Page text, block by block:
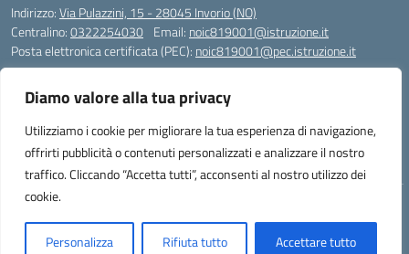
Diamo valore alla tua privacy
Utilizziamo i cookie per migliorare la tua esperienza di navigazione,
offrirti pubblicità o contenuti personalizzati e analizzare il nostro
traffico. Cliccando “Accetta tutti”, acconsenti al nostro utilizzo dei
cookie.
Personalizza Rifiuta tutto Accettare tutto
Indirizzo:Via Pulazzini, 15 - 28045 Invorio (NO)
Centralino:0322254030 Email: noic819001@istruzione.it
Posta elettronica certificata (PEC): noic819001@pec.istruzione.it
Codice meccanografico:NOIC819001
Codice Indice delle Pubbliche Amministrazioni (IPA): istsc_noic819001
Codice unico di fatturazione (CUF): UFZ9M3